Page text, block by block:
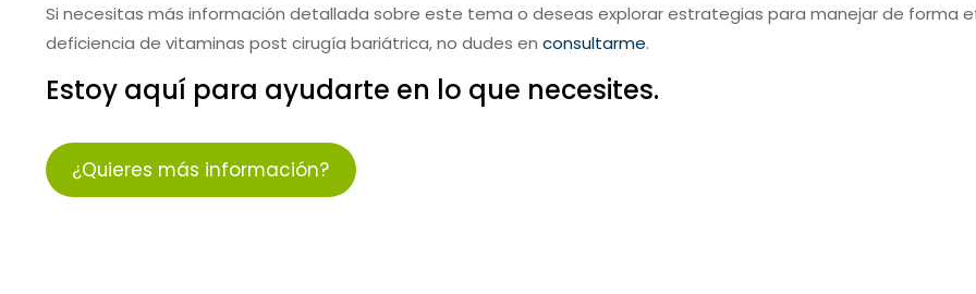
Si necesitas más información detallada sobre este tema o deseas explorar estrategias para manejar de forma
deficiencia de vitaminas post cirugía bariátrica, no dudes en consultarme.
Estoy aquí para ayudarte en lo que necesites.
¿Quieres más información?